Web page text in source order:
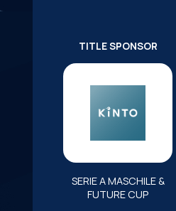
TITLE SPONSOR
SERIE A MASCHILE &
FUTURE CUP